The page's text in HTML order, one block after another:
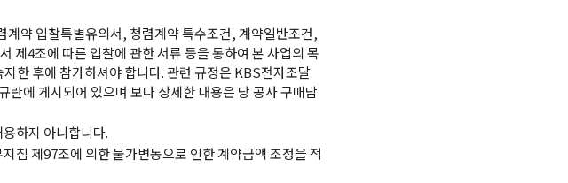
계약 입찰특별유의서, 청렴계약 특수조건, 계약일반조건,
제4조에 따른 입찰에 관한 서류 등을 통하여 본 사업의 목
한 후에 참가하셔야 합니다. 관련 규정은 KBS전자조달
게시되어 있으며 보다 상세한 내용은 당 공사 구매담
하지 아니합니다.
침 제97조에 의한 물가변동으로 인한 계약금액 조정을 적